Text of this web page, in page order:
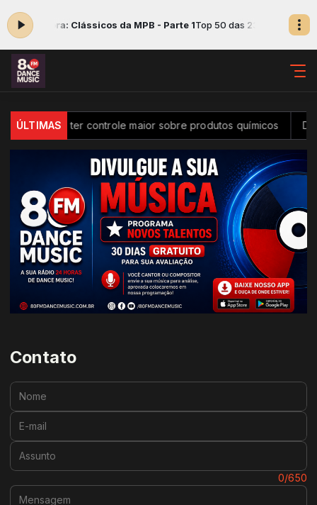
agora: Clássicos da MPB - Parte 1 Top 50 das 23:55 às 05:00 -
ÚLTIMAS
passa a ter controle maior sobre produtos químicos
Contato
Nome:
E-mail:
Assunto:
0/650